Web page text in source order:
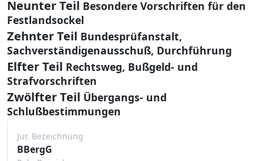
Neunter Teil Besondere Vorschriften für den
Festlandsockel
Zehnter Teil Bundesprüfanstalt,
Sachverständigenausschuß, Durchführung
Elfter Teil Rechtsweg, Bußgeld- und
Strafvorschriften
Zwölfter Teil Übergangs- und
Schlußbestimmungen
Jur. Bezeichnung
BBergG